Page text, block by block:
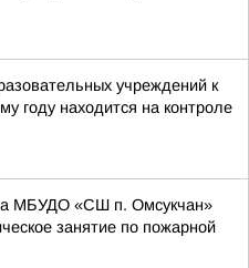
учреждений к
году находится на контроле
МБУДО «СШ п. Омсукчан»
занятие по пожарной